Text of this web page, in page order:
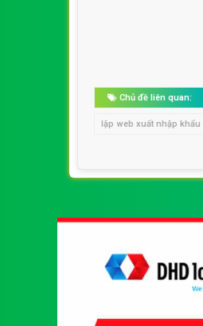
Chủ đề liên quan:
lập web xuất nhập khẩu